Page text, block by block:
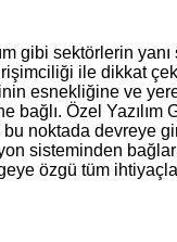
gibi sektörlerin yanı
ile dikkat
esnekliğine ve
bağlı. Özel Yazılım
bu noktada devreye
sisteminden
özgü tüm